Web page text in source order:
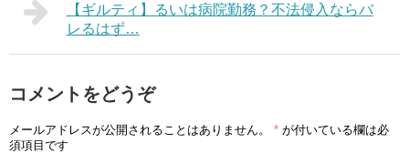
【ギルティ】るいは病院勤務？不法侵入ならバ
レるはず…
コメントをどうぞ
メールアドレスが公開されることはありません。 * が付いている欄は必
須項目です